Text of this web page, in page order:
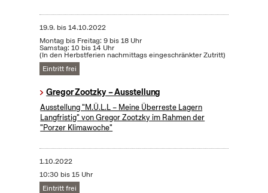
19.9. bis14.10.2022
Montag bis Freitag: 9 bis 18 Uhr
Samstag: 10 bis 14 Uhr
(In den Herbstferien nachmittags eingeschränkter Zutritt)
Eintritt frei
Gregor Zootzky – Ausstellung
Ausstellung "M.Ü.L.L – Meine Überreste Lagern
Langfristig" von Gregor Zootzky im Rahmen der
"Porzer Klimawoche"
1.10.2022
10:30 bis 15 Uhr
Eintritt frei